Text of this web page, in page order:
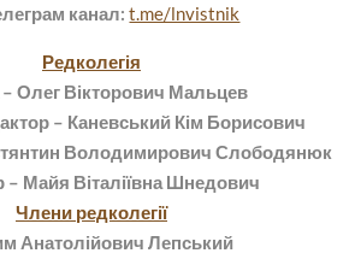
канал: t.me/lnvistnik
Редколегія
Олег Вікторович Мальцев
– Каневський Кім Борисович
Володимирович Слободянюк
– Майя Віталіївна Шнедович
Члени редколегії
Анатолійович Лепський